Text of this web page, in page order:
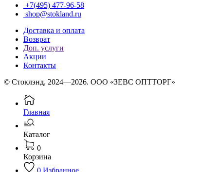
+7(495) 477-96-58
shop@stokland.ru
Доставка и оплата
Возврат
Доп. услуги
Акции
Контакты
© Стоклэнд, 2024—2026. ООО «ЗЕВС ОПТТОРГ»
Главная
Каталог
0
Корзина
0 Избранное